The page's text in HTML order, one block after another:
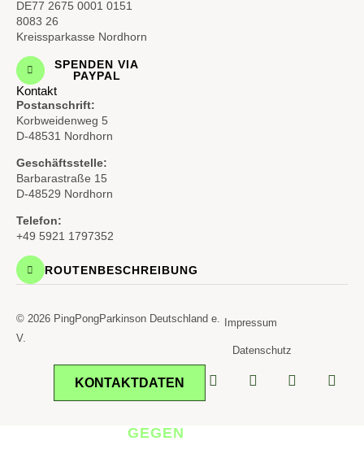
DE77 2675 0001 0151
8083 26
Kreissparkasse Nordhorn
SPENDEN VIA
PAYPAL
Kontakt
Postanschrift:
Korbweidenweg 5
D-48531 Nordhorn
Geschäftsstelle:
Barbarastraße 15
D-48529 Nordhorn
Telefon:
+49 5921 1797352
ROUTENBESCHREIBUNG
© 2026 PingPongParkinson Deutschland e.
V.
Impressum
Datenschutz
KONTAKTDATEN
GEGEN